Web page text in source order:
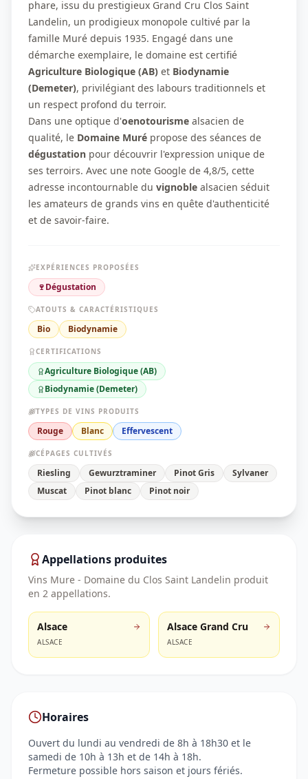
phare, issu du prestigieux Grand Cru Clos Saint
Landelin, un prodigieux monopole cultivé par la
famille Muré depuis 1935. Engagé dans une
démarche exemplaire, le domaine est certifié
Agriculture Biologique (AB) et Biodynamie
(Demeter), privilégiant des labours traditionnels et
un respect profond du terroir.
Dans une optique d'oenotourisme alsacien de
qualité, le Domaine Muré propose des séances de
dégustation pour découvrir l'expression unique de
ses terroirs. Avec une note Google de 4,8/5, cette
adresse incontournable du vignoble alsacien séduit
les amateurs de grands vins en quête d'authenticité
et de savoir-faire.
EXPÉRIENCES PROPOSÉES
🍷Dégustation
ATOUTS & CARACTÉRISTIQUES
Bio Biodynamie
CERTIFICATIONS
Agriculture Biologique (AB)
Biodynamie (Demeter)
TYPES DE VINS PRODUITS
Rouge Blanc Effervescent
CÉPAGES CULTIVÉS
Riesling Gewurztraminer Pinot Gris
Sylvaner
Muscat
Pinot blanc Pinot noir
Appellations produites
Vins Mure - Domaine du Clos Saint Landelin produit
en 2 appellations.
Alsace
ALSACE
Alsace Grand Cru
ALSACE
Horaires
Ouvert du lundi au vendredi de 8h à 18h30 et le
samedi de 10h à 13h et de 14h à 18h.
Fermeture possible hors saison et jours fériés.